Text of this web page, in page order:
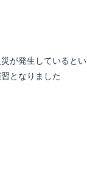
が発生していると
となりました